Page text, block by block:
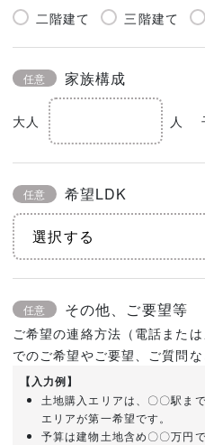
二階建て 三階建て
任意 家族構成
大人 人
任意 希望LDK
任意 その他、ご要望等
ご希望の連絡方法（電話また
でのご希望やご要望、ご質問
【入力例】
土地購入エリアは、〇〇駅ま
エリアが第一希望です。
予算は建物土地含め〇〇万円